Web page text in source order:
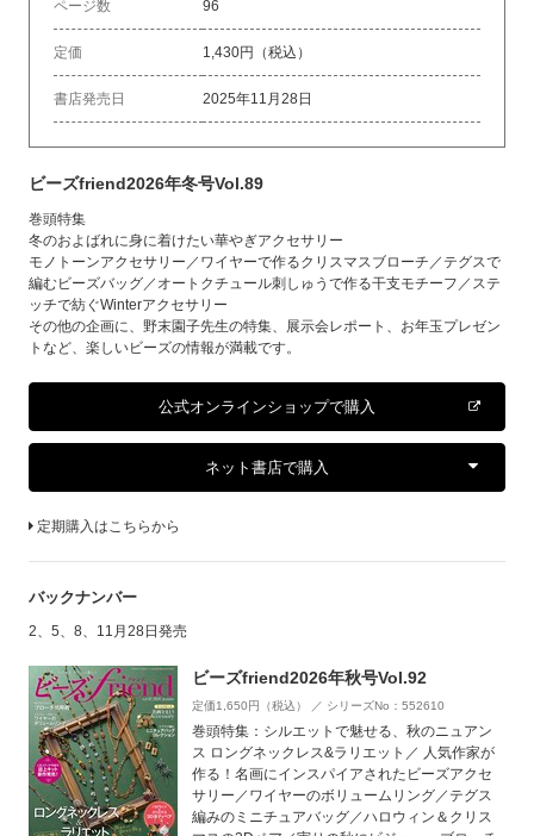
ページ数 96
定価 1,430円（税込）
書店発売日 2025年11月28日
ビーズfriend2026年冬号Vol.89
巻頭特集
冬のおよばれに身に着けたい華やぎアクセサリー
モノトーンアクセサリー／ワイヤーで作るクリスマスブローチ／テグスで
編むビーズバッグ／オートクチュール刺しゅうで作る干支モチーフ／ステ
ッチで紡ぐWinterアクセサリー
その他の企画に、野末園子先生の特集、展示会レポート、お年玉プレゼン
トなど、楽しいビーズの情報が満載です。
公式オンラインショップで購入
ネット書店で購入
定期購入はこちらから
バックナンバー
2、5、8、11月28日発売
ビーズfriend2026年秋号Vol.92
定価1,650円（税込） ／ シリーズNo：552610
巻頭特集：シルエットで魅せる、秋のニュアン
ス ロングネックレス&ラリエット／ 人気作家が
作る！名画にインスパイアされたビーズアクセ
サリー／ワイヤーのボリュームリング／テグス
編みのミニチュアバッグ／ハロウィン＆クリス